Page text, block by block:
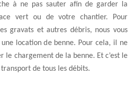
à ne pas sauter afin de garder la
vert ou de votre chantier. Pour
gravats et autres débris, nous vous
location de benne. Pour cela, il ne
le chargement de la benne. Et c’est le
de tous les débits.